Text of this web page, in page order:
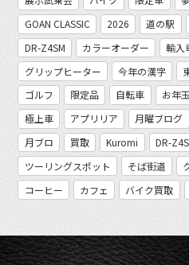
GOAN CLASSIC
2026 道の駅
DR-Z4SM
カラーオーダー 輸入
グリップヒーター
今年の漢字
ゴルフ
限定品 自転車 お年玉
極上車
アプリリア 月曜ブログ
月ブロ
買取 Kuromi DR-Z4S
ツーリングスポット
そば街道
コーヒー
カフェ バイク買取